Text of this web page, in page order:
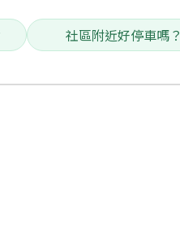
社區附近好停車嗎？